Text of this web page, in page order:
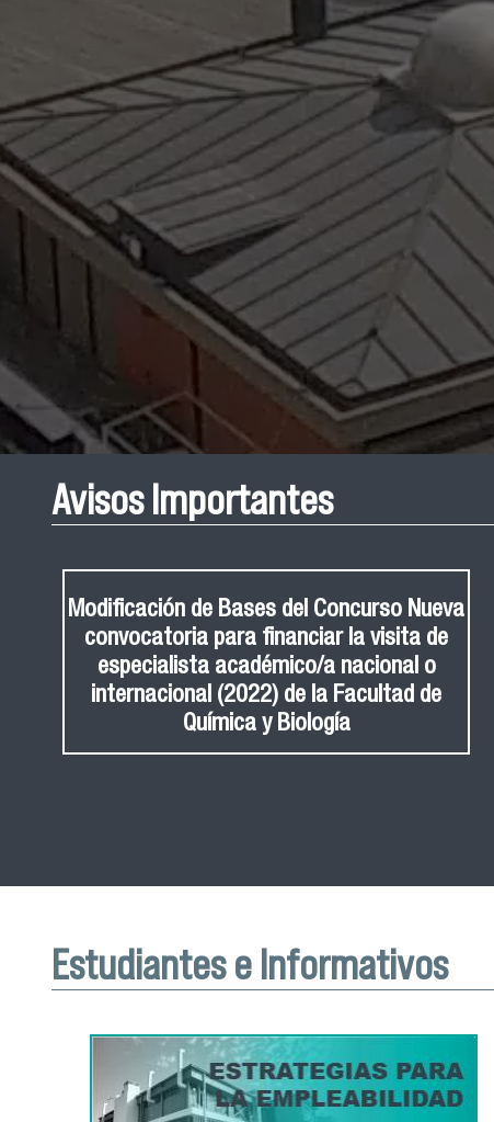
Avisos Importantes
Modificación de Bases del Concurso Nueva
convocatoria para financiar la visita de
especialista académico/a nacional o
internacional (2022) de la Facultad de
Química y Biología
Estudiantes e Informativos